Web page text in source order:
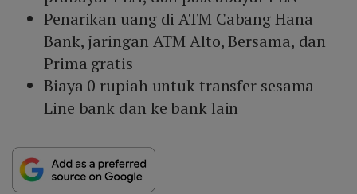
Penarikan uang di ATM Cabang Hana
Bank, jaringan ATM Alto, Bersama, dan
Prima gratis
Biaya 0 rupiah untuk transfer sesama
Line bank dan ke bank lain